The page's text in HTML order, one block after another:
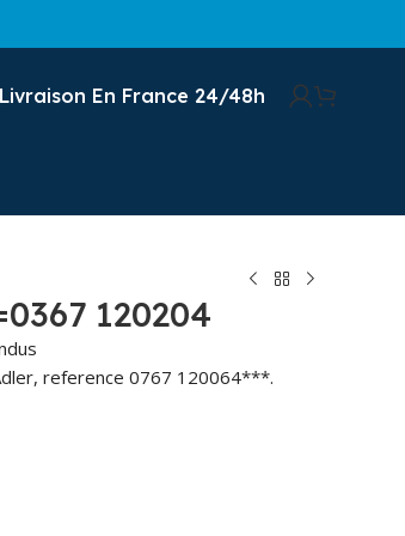
Livraison En France 24/48h
120204
reference 0767 120064***.